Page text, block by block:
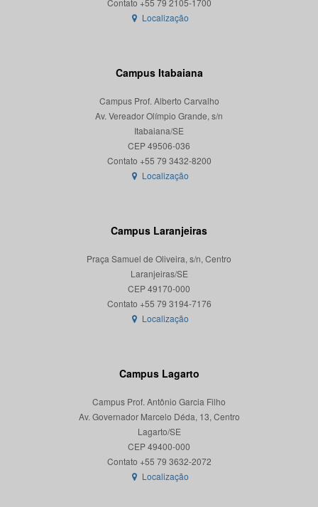
Localização
Campus Itabaiana
Campus Prof. Alberto Carvalho
Av. Vereador Olímpio Grande, s/n
Itabaiana/SE
CEP 49506-036
Localização
Campus Laranjeiras
Praça Samuel de Oliveira, s/n, Centro
Laranjeiras/SE
CEP 49170-000
Localização
Campus Lagarto
Campus Prof. Antônio Garcia Filho
Av. Governador Marcelo Déda, 13, Centro
Lagarto/SE
CEP 49400-000
Localização